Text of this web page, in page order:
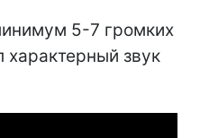
5-7 громких
характерный звук